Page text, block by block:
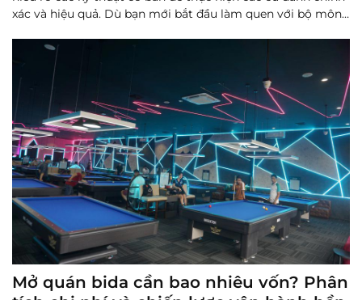
xác và hiệu quả. Dù bạn mới bắt đầu làm quen với bộ môn
Mở quán bida cần bao nhiêu vốn? Phân